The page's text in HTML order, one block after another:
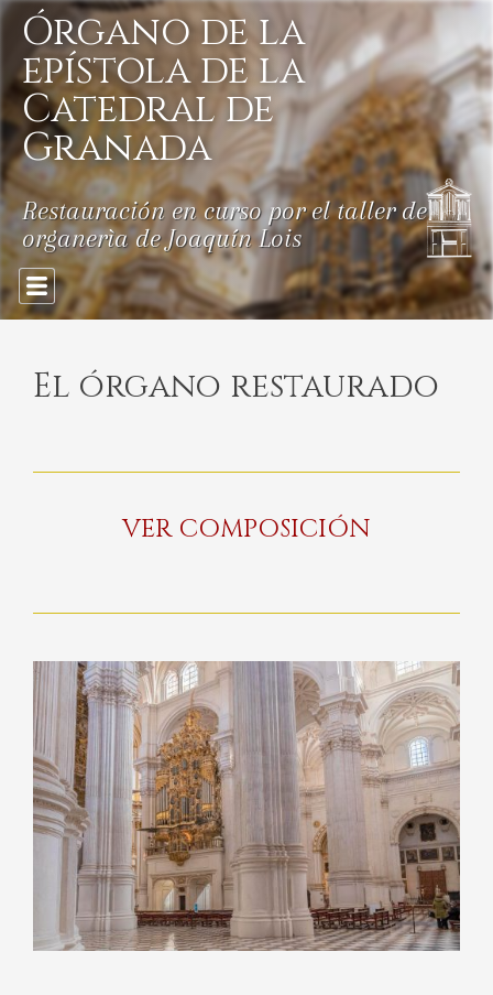
Skip
contentÓrgano de la
epístola de la
Catedral de
Granada
Restauración en curso por el taller de
organerìa de Joaquín Lois
El órgano restaurado
VER COMPOSICIÓN